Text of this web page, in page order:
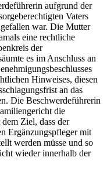
aufgrund der
Vaters
war. Die Mutter
eine rechtliche
der
es im Anschluss an
Hinweises, diesen
an das
Die Beschwerdeführerin
die
Ziel, dass der
Ergänzungspfleger mit
werden müsse und so
wieder innerhalb der